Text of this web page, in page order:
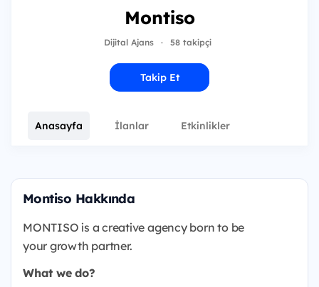
Montiso
Dijital Ajans · 58 takipçi
Takip Et
Anasayfa İlanlar Etkinlikler
Montiso Hakkında
MONTISO is a creative agency born to be
your growth partner.
What we do?